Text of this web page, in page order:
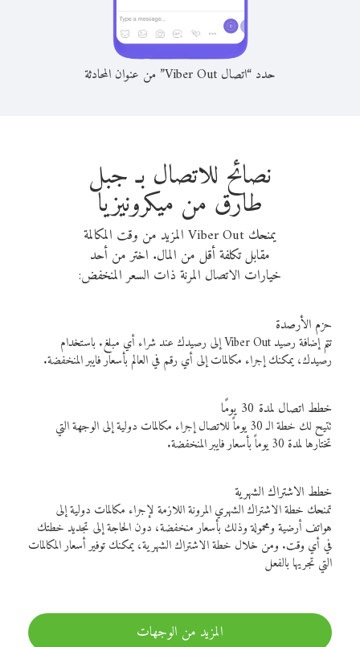
حدد “اتصال Viber Out” من عنوان المحادثة
نصائح للاتصال بـ جبل
طارق من ميكرونيزيا
يمنحك Viber Out المزيد من وقت المكالمة
مقابل تكلفة أقل من المال. اختر من أحد
خيارات الاتصال المرنة ذات السعر المنخفض:
حزم الأرصدة
تتم إضافة رصيد Viber Out إلى رصيدك عند شراء أي مبلغ. باستخدام
رصيدك، يمكنك إجراء مكالمات إلى أي رقم في العالم بأسعار فايبر المنخفضة.
خطط اتصال لمدة 30 يومًا
تتيح لك خطة الـ 30 يوماً للاتصال إجراء مكالمات دولية إلى الوجهة التي
تختارها لمدة 30 يوماً بأسعار فايبر المنخفضة.
خطط الاشتراك الشهرية
تمنحك خطة الاشتراك الشهري المرونة اللازمة لإجراء مكالمات دولية إلى
هواتف أرضية ومحمولة وذلك بأسعار منخفضة، دون الحاجة إلى تجديد خطتك
في أي وقت. ومن خلال خطة الاشتراك الشهرية، يمكنك توفير أسعار المكالمات
التي تجريها بالفعل
المزيد من الوجهات